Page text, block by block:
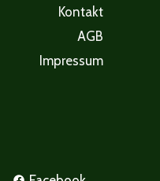
Kontakt
AGB
Impressum